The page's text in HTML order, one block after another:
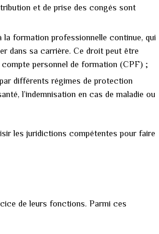
et de prise des congés sont
formation professionnelle continue, qui
dans sa carrière. Ce droit peut être
personnel de formation (CPF) ;
différents régimes de protection
l’indemnisation en cas de maladie ou
les juridictions compétentes pour faire
de leurs fonctions. Parmi ces